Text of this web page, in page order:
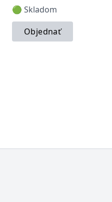
🟢 Skladom
Objednať